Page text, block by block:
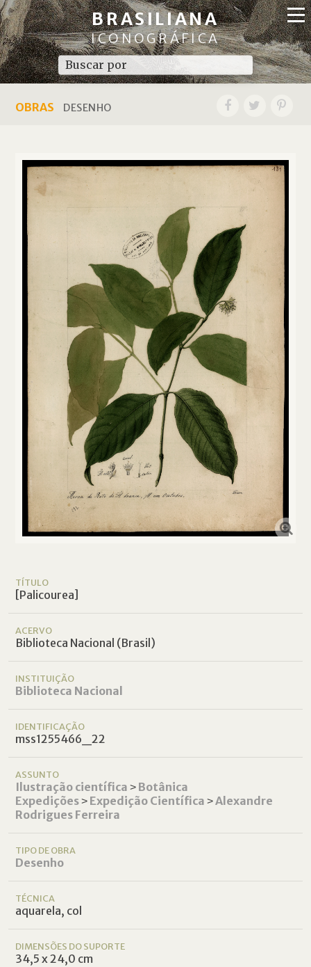
BRASILIANA
ICONOGRÁFICA
OBRAS DESENHO
TÍTULO
[Palicourea]
ACERVO
Biblioteca Nacional (Brasil)
INSTITUIÇÃO
Biblioteca Nacional
IDENTIFICAÇÃO
mss1255466_22
ASSUNTO
Ilustração científica ˃ Botânica
Expedições˃ Expedição Científica ˃Alexandre
Rodrigues Ferreira
TIPO DE OBRA
Desenho
TÉCNICA
aquarela, col
DIMENSÕES DO SUPORTE
34,5 x 24,0 cm